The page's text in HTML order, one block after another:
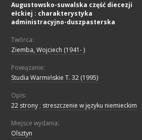
Augustowsko-suwalska część diecezji
ełckiej : charakterystyka
administracyjno-duszpasterska
Twórca:
Ziemba, Wojciech (1941- )
Powiązanie:
Studia Warmińskie T. 32 (1995)
Opis:
22 strony ; streszczenie w języku niemieckim
Miejsce wydania:
Olsztyn